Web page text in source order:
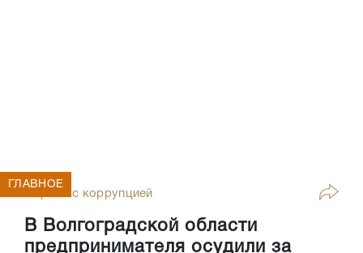
Борьба с коррупцией
В Волгоградской области
предпринимателя осудили за
ГЛАВНОЕ